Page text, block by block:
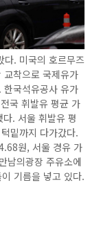
. 미국의 호르무즈
교착으로 국제유가
국석유공사 유가
국 휘발유 평균 가
. 서울 휘발유 평
밑까지 다가갔다.
원, 서울 경유 가
남의광장 주유소에
기름을 넣고 있다.